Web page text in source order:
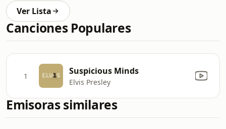
Ver Lista
Canciones Populares
1 Suspicious Minds
Elvis Presley
Emisoras similares